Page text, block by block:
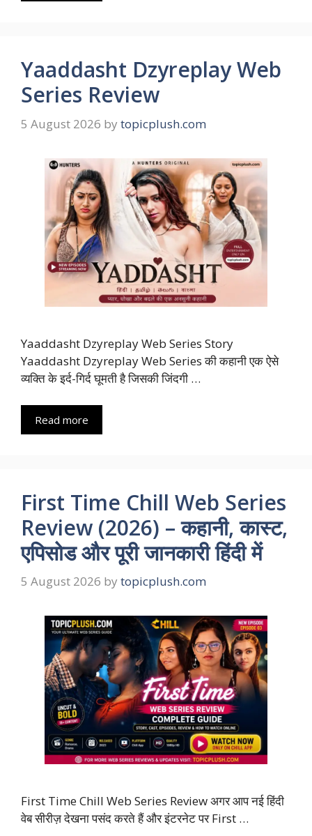
Yaaddasht Dzyreplay Web
Series Review
5 August 2026 by topicplush.com
Yaaddasht Dzyreplay Web Series Story
Yaaddasht Dzyreplay Web Series की कहानी एक ऐसे
व्यक्ति के इर्द-गिर्द घूमती है जिसकी जिंदगी …
Read more
First Time Chill Web Series
Review (2026) – कहानी, कास्ट,
एपिसोड और पूरी जानकारी हिंदी में
5 August 2026 by topicplush.com
First Time Chill Web Series Review अगर आप नई हिंदी
वेब सीरीज़ देखना पसंद करते हैं और इंटरनेट पर First …